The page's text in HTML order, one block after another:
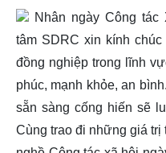
Nhân ngày Công tác
tâm SDRC xin kính
đồng nghiệp trong lĩnh
phúc, mạnh khỏe, an
sẵn sàng cống hiến sẽ
Cùng trao đi những giá trị